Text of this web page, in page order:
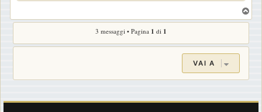
o
3 messaggi • Pagina 1 di 1
VAI A